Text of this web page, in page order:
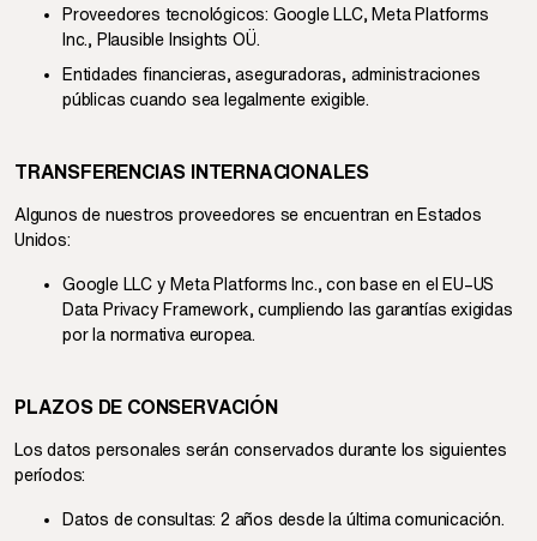
Proveedores tecnológicos: Google LLC, Meta Platforms
Inc., Plausible Insights OÜ.
Entidades financieras, aseguradoras, administraciones
públicas cuando sea legalmente exigible.
TRANSFERENCIAS INTERNACIONALES
Algunos de nuestros proveedores se encuentran en Estados
Unidos:
Google LLC y Meta Platforms Inc., con base en el EU–US
Data Privacy Framework, cumpliendo las garantías exigidas
por la normativa europea.
PLAZOS DE CONSERVACIÓN
Los datos personales serán conservados durante los siguientes
períodos:
Datos de consultas: 2 años desde la última comunicación.